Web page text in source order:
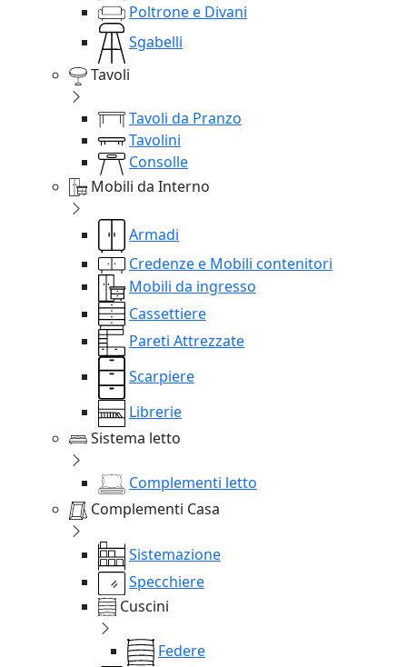
Poltrone e Divani
Sgabelli
Tavoli
Tavoli da Pranzo
Tavolini
Consolle
Mobili da Interno
Armadi
Credenze e Mobili contenitori
Mobili da ingresso
Cassettiere
Pareti Attrezzate
Scarpiere
Librerie
Sistema letto
Complementi letto
Complementi Casa
Sistemazione
Specchiere
Cuscini
Federe